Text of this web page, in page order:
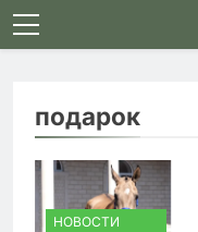
Skip
to
подарок
НОВОСТИ